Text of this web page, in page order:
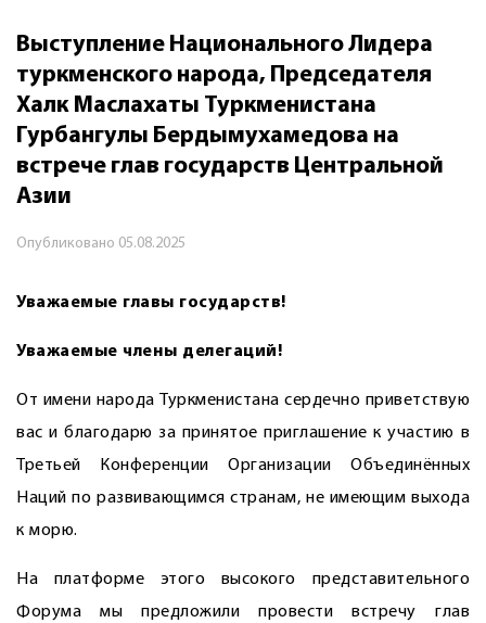
Выступление Национального Лидера
туркменского народа, Председателя
Халк Маслахаты Туркменистана
Гурбангулы Бердымухамедова на
встрече глав государств Центральной
Азии
Опубликовано 05.08.2025
Уважаемые главы государств!
Уважаемые члены делегаций!
От имени народа Туркменистана сердечно приветствую
вас и благодарю за принятое приглашение к участию в
Третьей Конференции Организации Объединённых
Наций по развивающимся странам, не имеющим выхода
к морю.
На платформе этого высокого представительного
Форума мы предложили провести встречу глав